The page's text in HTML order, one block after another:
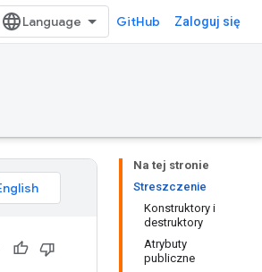
GitHub Zaloguj się
Na tej stronie
Streszczenie
Konstruktory i
destruktory
Atrybuty
publiczne